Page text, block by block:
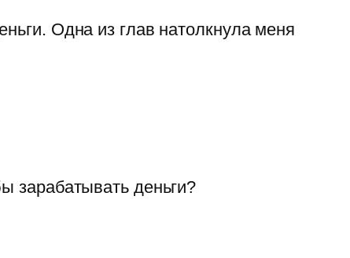
Одна из глав натолкнула меня
зарабатывать деньги?